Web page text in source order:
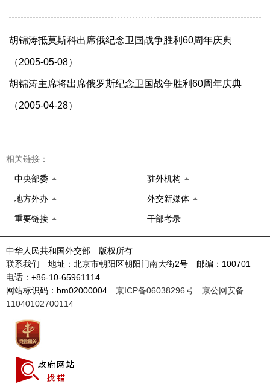
胡锦涛抵莫斯科出席俄纪念卫国战争胜利60周年庆典
（2005-05-08）
胡锦涛主席将出席俄罗斯纪念卫国战争胜利60周年庆典
（2005-04-28）
相关链接：
中央部委 驻外机构
地方外办 外交新媒体
重要链接 干部考录
中华人民共和国外交部 版权所有
联系我们 地址：北京市朝阳区朝阳门南大街2号 邮编：100701
电话：+86-10-65961114
网站标识码：bm02000004 京ICP备06038296号
京公网安备
11040102700114